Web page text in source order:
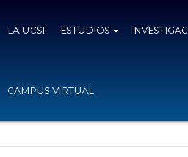
LA UCSF ESTUDIOS
CAMPUS VIRTUAL